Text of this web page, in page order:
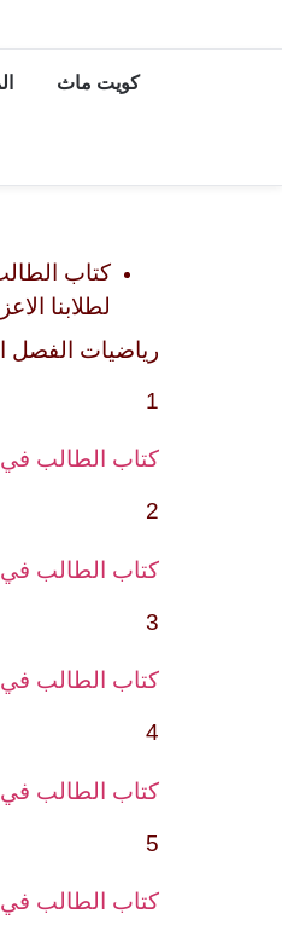
كويت ماث
كتاب
لطلابنا
رياضيات الفصل
1
كتاب الطالب في
2
كتاب الطالب في
3
كتاب الطالب في
4
كتاب الطالب في
5
كتاب الطالب في